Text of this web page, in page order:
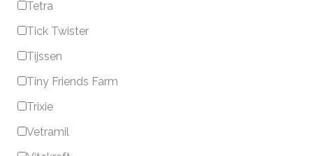
Tetra
Tick Twister
Tijssen
Tiny Friends Farm
Trixie
Vetramil